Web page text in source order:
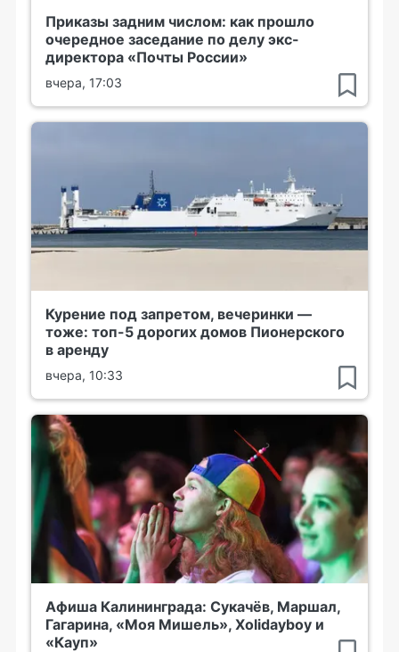
Приказы задним числом: как прошло
очередное заседание по делу экс-
директора «Почты России»
вчера, 17:03
Курение под запретом, вечеринки —
тоже: топ-5 дорогих домов Пионерского
в аренду
вчера, 10:33
Афиша Калининграда: Сукачёв, Маршал,
Гагарина, «Моя Мишель», Xolidayboy и
«Кауп»